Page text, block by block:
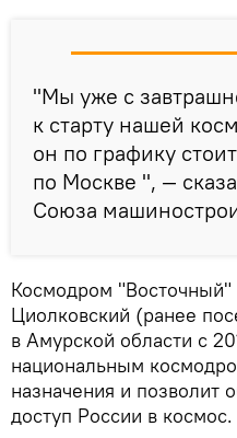
"Мы уже с
к старту нашей
он по графику
по Москве ", —
Союза
Космодром "Восточный"
Циолковский (ранее
в Амурской области с
национальным
назначения и позволит
доступ России в космос.